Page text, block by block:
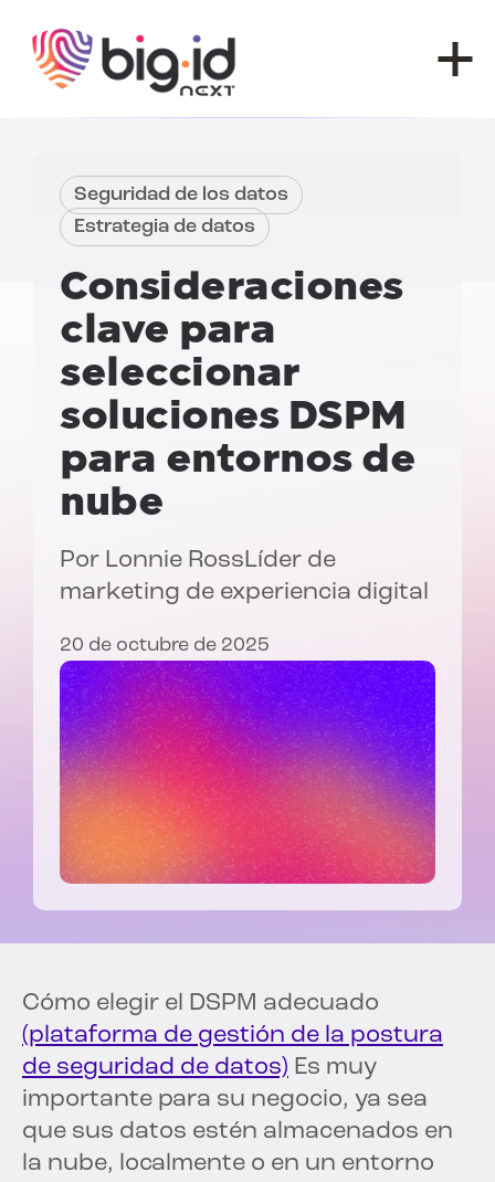
Seguridad de los datos
Estrategia de datos
Consideraciones
clave para
seleccionar
soluciones DSPM
para entornos de
nube
Por Lonnie RossLíder de
marketing de experiencia digital
20 de octubre de 2025
Cómo elegir el DSPM adecuado
(plataforma de gestión de la postura
de seguridad de datos) Es muy
importante para su negocio, ya sea
que sus datos estén almacenados en
la nube, localmente o en un entorno